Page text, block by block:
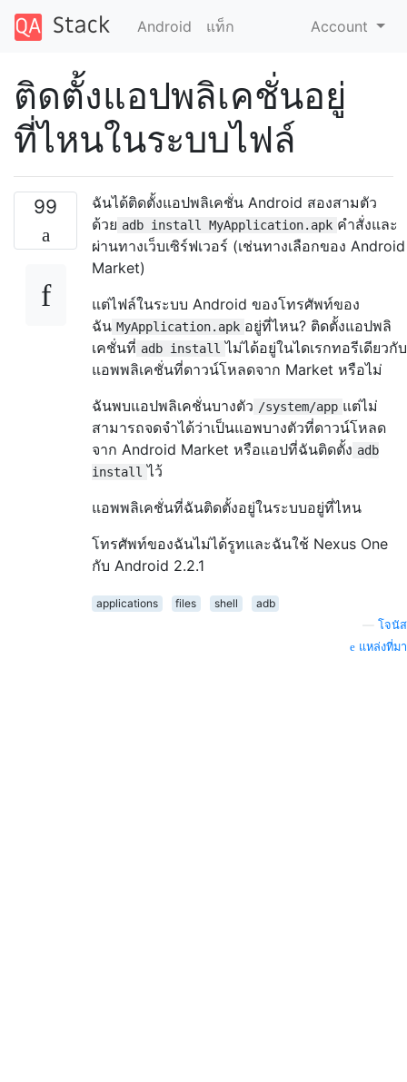
Android แท็ก Account
ติดตั้งแอปพลิเคชั่นอยู่
ที่ไหนในระบบไฟล์
99
ฉันได้ติดตั้งแอปพลิเคชั่น Android สองสามตัว
ด้วย adb install MyApplication.apk คำสั่งและ
ผ่านทางเว็บเซิร์ฟเวอร์ (เช่นทางเลือกของ Android
Market)
แต่ไฟล์ในระบบ Android ของโทรศัพท์ของ
ฉัน MyApplication.apk อยู่ที่ไหน? ติดตั้งแอปพลิ
เคชั่นที่ adb install ไม่ได้อยู่ในไดเรกทอรีเดียวกับ
แอพพลิเคชั่นที่ดาวน์โหลดจาก Market หรือไม่
ฉันพบแอปพลิเคชั่นบางตัว /system/app แต่ไม่
สามารถจดจำได้ว่าเป็นแอพบางตัวที่ดาวน์โหลด
จาก Android Market หรือแอปที่ฉันติดตั้ง adb
install ไว้
แอพพลิเคชั่นที่ฉันติดตั้งอยู่ในระบบอยู่ที่ไหน
โทรศัพท์ของฉันไม่ได้รูทและฉันใช้ Nexus One
กับ Android 2.2.1
applications files shell
adb
โจนัส
แหล่งที่มา